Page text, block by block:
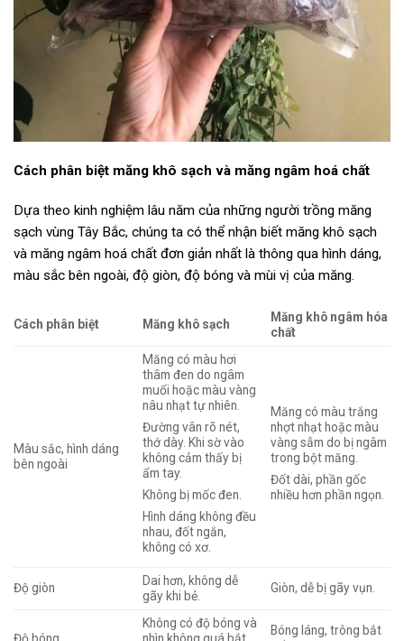
Cách phân biệt măng khô sạch và măng ngâm hoá chất
Dựa theo kinh nghiệm lâu năm của những người trồng măng
sạch vùng Tây Bắc, chúng ta có thể nhận biết măng khô sạch
và măng ngâm hoá chất đơn giản nhất là thông qua hình dáng,
màu sắc bên ngoài, độ giòn, độ bóng và mùi vị của măng.
Cách phân biệt Măng khô sạch
Măng khô ngâm hóa
chất
Màu sắc, hình dáng
bên ngoài
Măng có màu hơi
thâm đen do ngâm
muối hoặc màu vàng
nâu nhạt tự nhiên.
Đường vân rõ nét,
thớ dày. Khi sờ vào
không cảm thấy bị
ẩm tay.
Không bị mốc đen.
Hình dáng không đều
nhau, đốt ngắn,
không có xơ.
Măng có màu trắng
nhợt nhạt hoặc màu
vàng sẫm do bị ngâm
trong bột măng.
Đốt dài, phần gốc
nhiều hơn phần ngọn.
Độ giòn
Dai hơn, không dễ
gãy khi bẻ.
Giòn, dễ bị gãy vụn.
Không có độ bóng và
Bóng láng, trông bắt